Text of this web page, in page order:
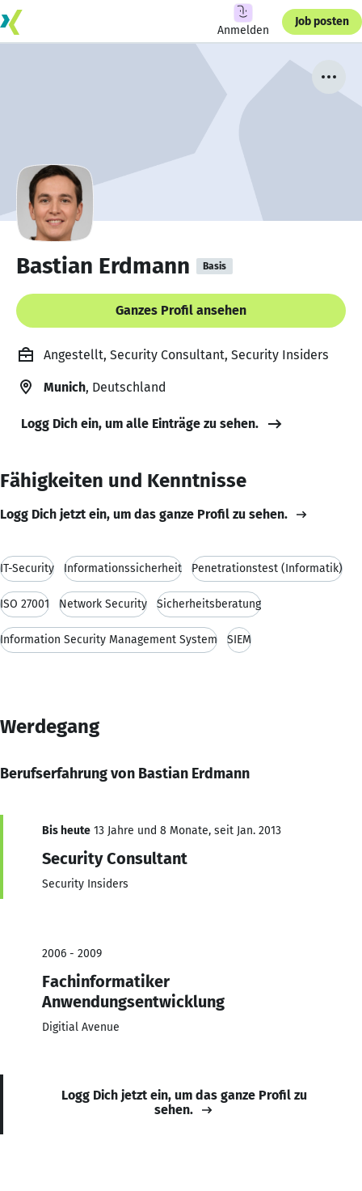
Anmelden
Job posten
Bastian Erdmann Basis
Ganzes Profil ansehen
Angestellt, Security Consultant, Security Insiders
Munich, Deutschland
Logg Dich ein, um alle Einträge zu sehen.
Fähigkeiten und Kenntnisse
Logg Dich jetzt ein, um das ganze Profil zu sehen.
IT-Security Informationssicherheit Penetrationstest (Informatik)
ISO 27001 Network Security Sicherheitsberatung
Information Security Management System SIEM
Werdegang
Berufserfahrung von Bastian Erdmann
Bis heute 13 Jahre und 8 Monate, seit Jan. 2013
Security Consultant
Security Insiders
2006 - 2009
Fachinformatiker
Anwendungsentwicklung
Digitial Avenue
Logg Dich jetzt ein, um das ganze Profil zu
sehen.